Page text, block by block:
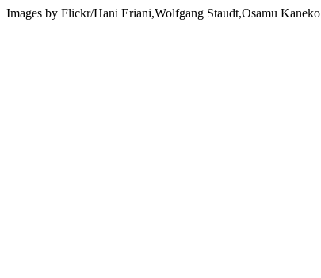
Images by Flickr/Hani Eriani,Wolfgang Staudt,Osamu Kaneko